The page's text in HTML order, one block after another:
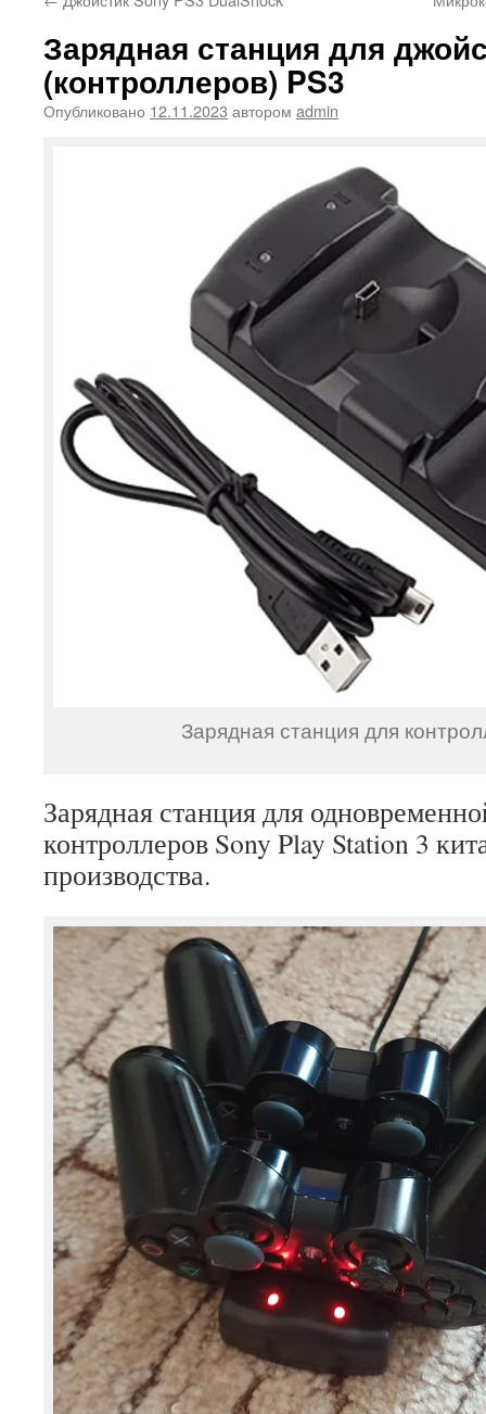
Зарядная станция для
(контроллеров) PS3
Опубликовано 12.11.2023 автором admin
Зарядная станция для
Зарядная станция для
контроллеров Sony Play Station 3
производства.